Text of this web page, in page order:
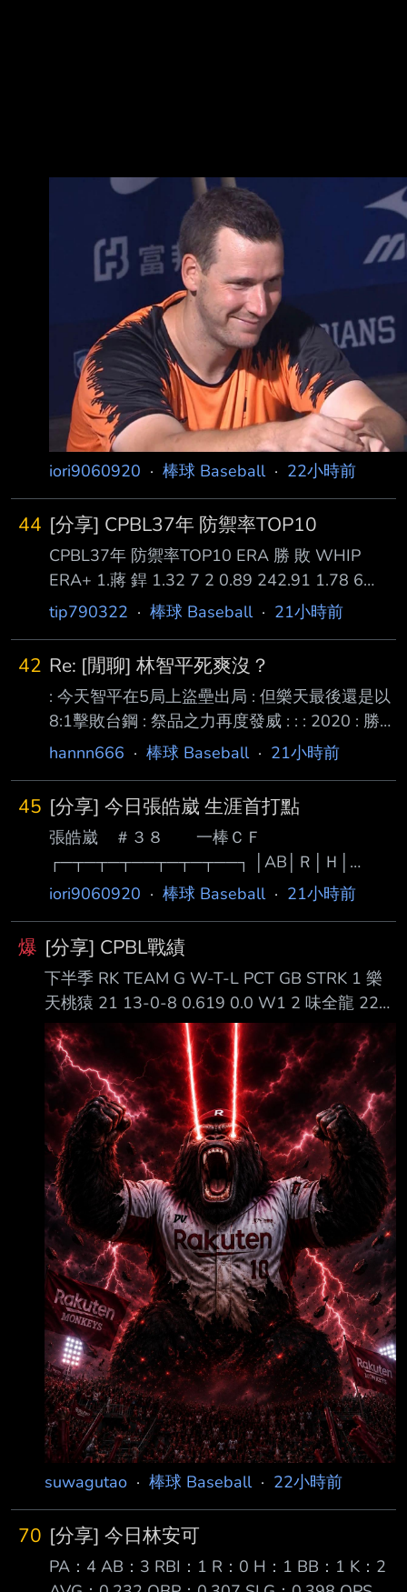
iori9060920 · 棒球 Baseball· 22小時前
44 [分享] CPBL37年 防禦率TOP10
CPBL37年 防禦率TOP10 ERA 勝 敗 WHIP
ERA+ 1.蔣 銲 1.32 7 2 0.89 242.91 1.78 6
0.99 179.31 1.82 8 5 1.01 175.16 1.88 5 4
鋼 龍 2.14 5 7 1.11 149.78 7.鈴木駿輔 2.14 8
4 1.10 149.35 8.李東洺 2.33 10 2 1.18 137.18
9.摩爾曼* 2.70 5 6 1.22 1
tip790322 · 棒球 Baseball· 21小時前
42 Re: [閒聊] 林智平死爽沒？
: 今天智平在5局上盜壘出局 : 但樂天最後還是以
8:1擊敗台鋼 : 祭品之力再度發威 : : : 2020 : 勝
05/12 吱17:10喵 死壘上時14:9 : 負 07/01 吱0
上時1 :0 : 勝 08/05 吱4 : 3邦 死壘上時2 :3 : 勝
08/06 吱8 : 3邦 死壘上時0 :0 和8 :2 : 勝 08/07
吱4 : 1爪 死壘上時0 :1 : 勝 08/30 吱7 : 4喵 死
壘上時3 :3 : 勝
hannn666 · 棒球 Baseball· 21小時前
45 [分享] 今日張皓崴 生涯首打點
張皓崴 ＃３８ 一棒ＣＦ
┌─┬─┬─┬──┬─┬─┬──┐ │AB│Ｒ│Ｈ│
RBI│BB│SO│ AVG│
│１│.359│ └─┴─┴─┴──┴─┴─┴──┘ 第一打
席 一上 右邊穿越安打(R) 第二打席 二上 中間落
地安打(1RBI) 第三打席 四上 二滾雙殺 第四打席
七上 游滾 第五打席 九上 左飛 今天喵以豪張皓
崴 換打開路先鋒第一棒 首棒打者就先敲出安打
也延續自己連續15場安打、16場上壘的紀錄 後
面也靠著四爺的三壘安打跑回本
iori9060920 · 棒球 Baseball· 21小時前
爆 [分享] CPBL戰績
下半季 RK TEAM G W-T-L PCT GB STRK 1 樂
天桃猿 21 13-0-8 0.619 0.0 W1 2 味全龍 22
12-0-10 0.545 1.5 L2 5 中信兄弟 21 9-0-12
0.429 4.0 W1 6 富邦悍將 21 8-0-13 0.381 5.0
L1 G247 中信兄弟 5:2 台鋼雄鷹 G248 樂天桃猿
3:1 味全龍 G249 統一獅 4:0 富邦悍將 全年度
RK TEAM G W-T-L PCT GB 1 味全龍 82 51-0-
31 0.62
suwagutao · 棒球 Baseball· 22小時前
70 [分享] 今日林安可
PA：4 AB：3 RBI：1 R：0 H：1 BB：1 K：2